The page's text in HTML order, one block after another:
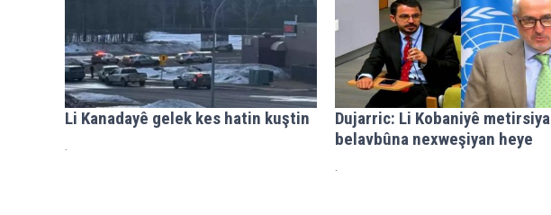
Li Kanadayê gelek kes hatin kuştin
.
Dujarric: Li Kobaniyê metirsiya
belavbûna nexweşiyan heye
.